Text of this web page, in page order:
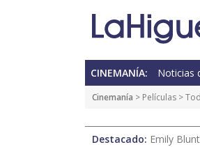
CINEMANÍA: Noticias
Cinemanía > Películas >
Destacado: Emily